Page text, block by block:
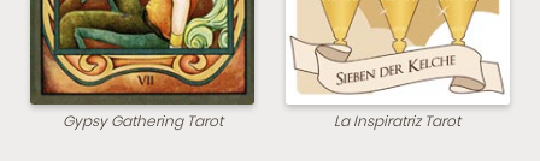
Gypsy Gathering Tarot La Inspiratriz Tarot